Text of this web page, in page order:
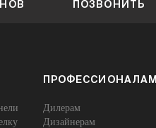
ПОЗВОНИТЬ
ПРОФЕССИОНАЛАМ
Дилерам
Дизайнерам